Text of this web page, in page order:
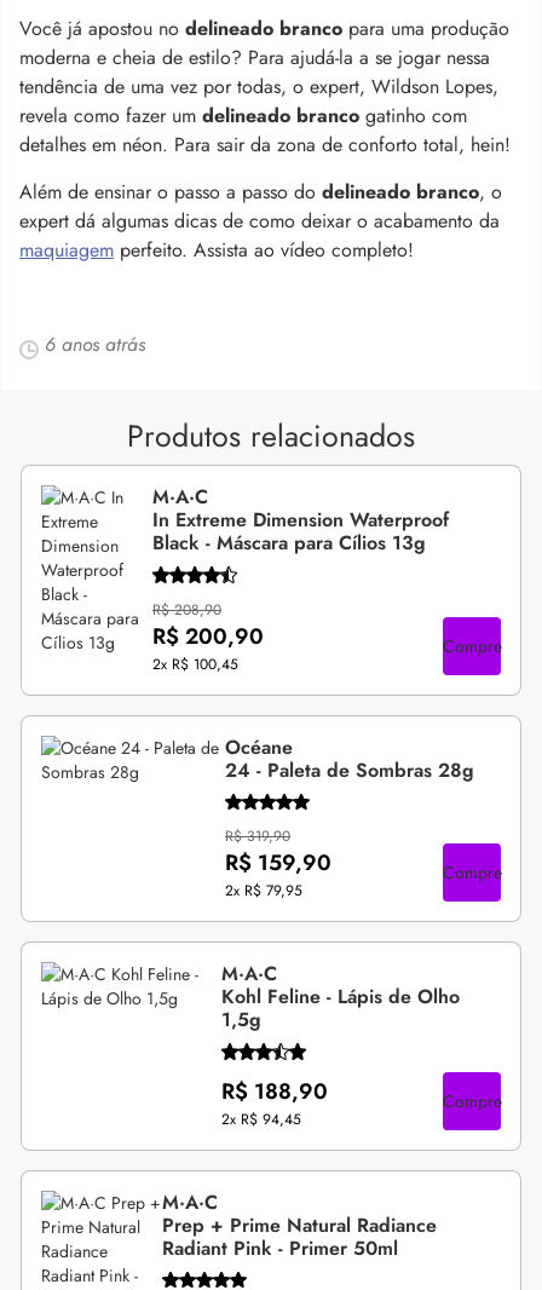
Você já apostou no delineado branco para uma produção
moderna e cheia de estilo? Para ajudá-la a se jogar nessa
tendência de uma vez por todas, o expert, Wildson Lopes,
revela como fazer um delineado branco gatinho com
detalhes em néon. Para sair da zona de conforto total, hein!
Além de ensinar o passo a passo do delineado branco, o
expert dá algumas dicas de como deixar o acabamento da
maquiagem perfeito. Assista ao vídeo completo!
6 anos atrás
Produtos relacionados
M·A·C
In Extreme Dimension Waterproof
Black - Máscara para Cílios 13g
R$ 208,90
R$ 200,90
2x R$ 100,45
Compre
Océane
24 - Paleta de Sombras 28g
R$ 319,90
R$ 159,90
2x R$ 79,95
Compre
M·A·C
Kohl Feline - Lápis de Olho
1,5g
R$ 188,90
2x R$ 94,45
Compre
M·A·C
Prep + Prime Natural Radiance
Radiant Pink - Primer 50ml